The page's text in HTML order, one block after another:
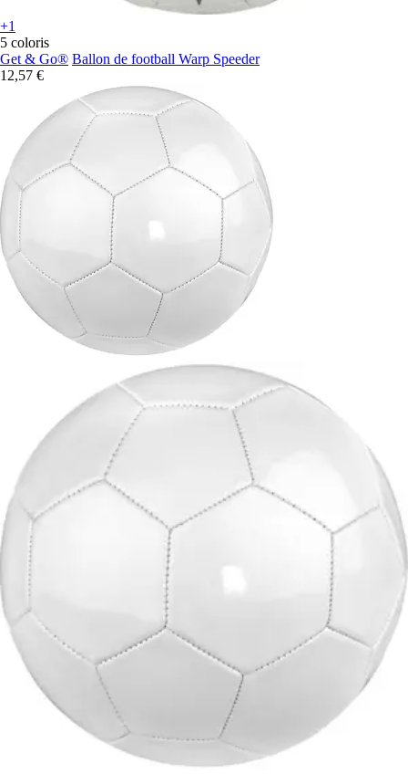
+1
5 coloris
Get & Go® Ballon de football Warp Speeder
12,57 €